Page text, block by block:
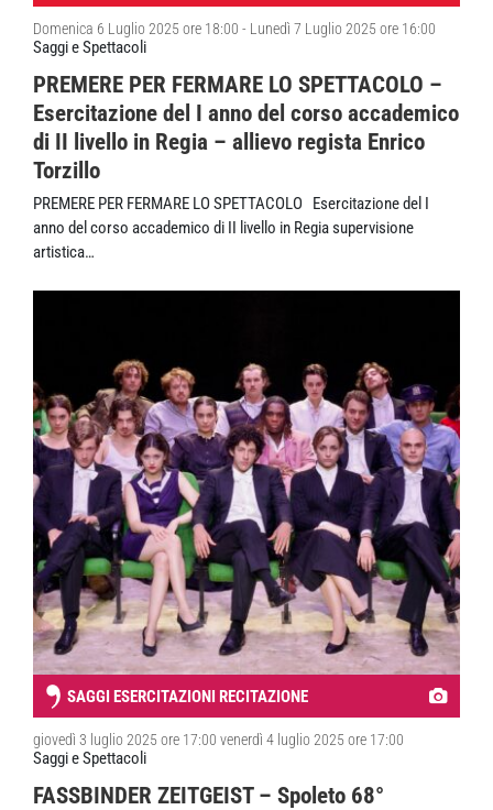
Domenica 6 Luglio 2025 ore 18:00 - Lunedì 7 Luglio 2025 ore 16:00
Saggi e Spettacoli
PREMERE PER FERMARE LO SPETTACOLO –
Esercitazione del I anno del corso accademico
di II livello in Regia – allievo regista Enrico
Torzillo
PREMERE PER FERMARE LO SPETTACOLO Esercitazione del I
anno del corso accademico di II livello in Regia supervisione
artistica…
SAGGI ESERCITAZIONI RECITAZIONE
giovedì 3 luglio 2025 ore 17:00 venerdì 4 luglio 2025 ore 17:00
Saggi e Spettacoli
FASSBINDER ZEITGEIST – Spoleto 68°